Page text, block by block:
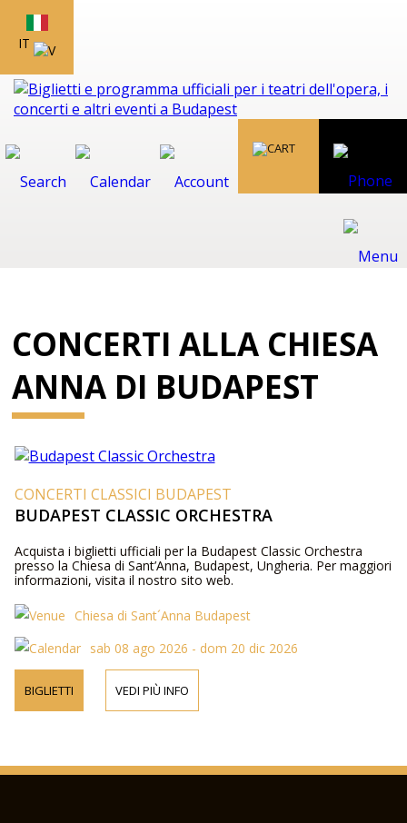
IT
CONCERTI ALLA CHIESA
ANNA DI BUDAPEST
CONCERTI CLASSICI BUDAPEST
BUDAPEST CLASSIC ORCHESTRA
Acquista i biglietti ufficiali per la Budapest Classic Orchestra
presso la Chiesa di Sant’Anna, Budapest, Ungheria. Per maggiori
informazioni, visita il nostro sito web.
Chiesa di Sant´Anna Budapest
sab 08 ago 2026 - dom 20 dic 2026
BIGLIETTI VEDI PIÙ INFO